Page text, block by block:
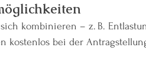
kombinieren – z. B.
kostenlos bei der